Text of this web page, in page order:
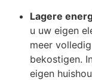
Lagere
u uw eigen
meer
bekostigen.
eigen